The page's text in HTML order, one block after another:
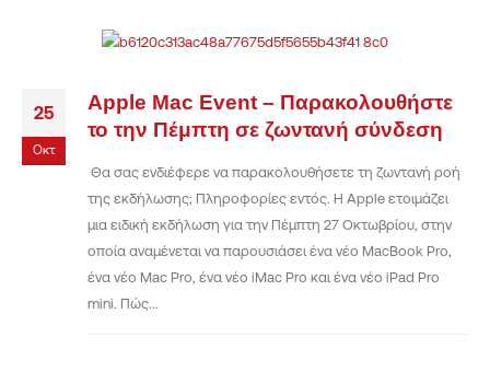
25
Οκτ
Apple Mac Event – Παρακολουθήστε
το την Πέμπτη σε ζωντανή σύνδεση
Θα σας ενδιέφερε να παρακολουθήσετε τη ζωντανή ροή
της εκδήλωσης; Πληροφορίες εντός. Η Apple ετοιμάζει
μια ειδική εκδήλωση για την Πέμπτη 27 Οκτωβρίου, στην
οποία αναμένεται να παρουσιάσει ένα νέο MacBook Pro,
ένα νέο Mac Pro, ένα νέο iMac Pro και ένα νέο iPad Pro
mini. Πώς...